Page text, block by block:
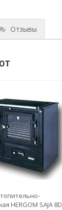
Отзывы
HERGOM SAJA 8D